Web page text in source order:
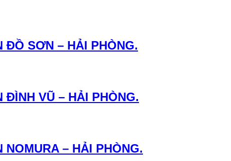
ĐỒ SƠN – HẢI PHÒNG.
ĐÌNH VŨ – HẢI PHÒNG.
– HẢI PHÒNG.